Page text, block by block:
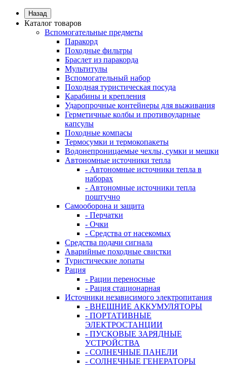
Назад
Каталог товаров
Вспомогательные предметы
Паракорд
Походные фильтры
Браслет из паракорда
Мультитулы
Вспомогательный набор
Походная туристическая посуда
Карабины и крепления
Ударопрочные контейнеры для выживания
Герметичные колбы и противоударные
капсулы
Походные компасы
Термосумки и термокопакеты
Водонепроницаемые чехлы, сумки и мешки
Автономные источники тепла
- Автономные источники тепла в
наборах
- Автономные источники тепла
поштучно
Самооборона и защита
- Перчатки
- Очки
- Средства от насекомых
Средства подачи сигнала
Аварийные походные свистки
Туристические лопаты
Рация
- Рации переносные
- Рация стационарная
Источники независимого электропитания
- ВНЕШНИЕ АККУМУЛЯТОРЫ
- ПОРТАТИВНЫЕ
ЭЛЕКТРОСТАНЦИИ
- ПУСКОВЫЕ ЗАРЯДНЫЕ
УСТРОЙСТВА
- СОЛНЕЧНЫЕ ПАНЕЛИ
- СОЛНЕЧНЫЕ ГЕНЕРАТОРЫ